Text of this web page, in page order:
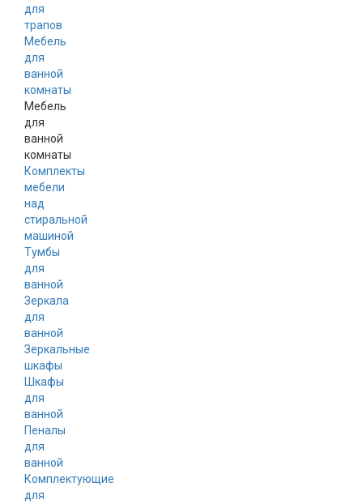
для
трапов
Мебель
для
ванной
комнаты
Мебель
для
ванной
комнаты
Комплекты
мебели
над
стиральной
машиной
Тумбы
для
ванной
Зеркала
для
ванной
Зеркальные
шкафы
Шкафы
для
ванной
Пеналы
для
ванной
Комплектующие
для